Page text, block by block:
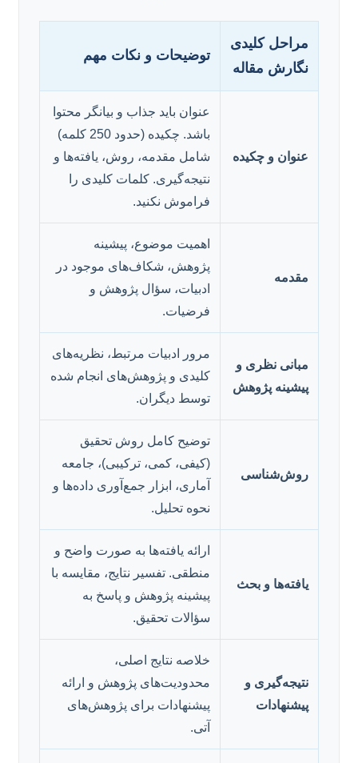
مراحل کلیدی
نگارش مقاله
توضیحات و نکات مهم
عنوان و چکیده
عنوان باید جذاب و بیانگر محتوا
باشد. چکیده (حدود 250 کلمه)
شامل مقدمه، روش، یافته‌ها و
نتیجه‌گیری. کلمات کلیدی را
فراموش نکنید.
مقدمه
اهمیت موضوع، پیشینه
پژوهش، شکاف‌های موجود در
ادبیات، سؤال پژوهش و
فرضیات.
مبانی نظری و
پیشینه پژوهش
مرور ادبیات مرتبط، نظریه‌های
کلیدی و پژوهش‌های انجام شده
توسط دیگران.
روش‌شناسی
توضیح کامل روش تحقیق
(کیفی، کمی، ترکیبی)، جامعه
آماری، ابزار جمع‌آوری داده‌ها و
نحوه تحلیل.
یافته‌ها و بحث
ارائه یافته‌ها به صورت واضح و
منطقی. تفسیر نتایج، مقایسه با
پیشینه پژوهش و پاسخ به
سؤالات تحقیق.
نتیجه‌گیری و
پیشنهادات
خلاصه نتایج اصلی،
محدودیت‌های پژوهش و ارائه‌
پیشنهادات برای پژوهش‌های
آتی.